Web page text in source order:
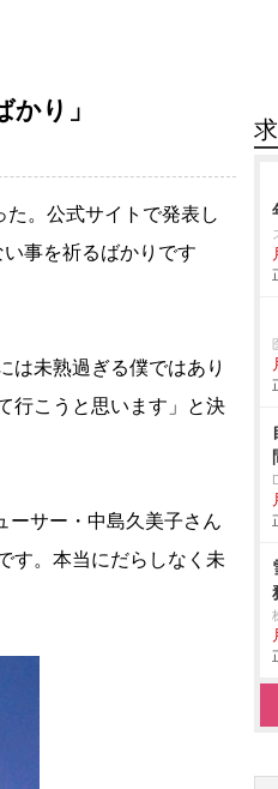
り」
。公式サイトで発表し
事を祈るばかりです
は未熟過ぎる僕ではあり
行こうと思います」と決
ーサー・中島久美子さん
す。本当にだらしなく未